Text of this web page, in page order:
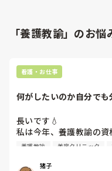
「養護教諭」のお悩
看護・お仕事
何がしたいのか自分でも
長いです💧
私は今年、養護教諭の
るために病棟を辞めまし
急に養護教諭になる気
養護教諭 美容クリニック
猪子